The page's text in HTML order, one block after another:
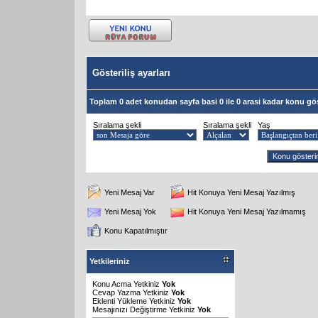
Gösteriliş ayarları
Toplam 0 adet konudan sayfa basi 0 ile 0 arasi kadar konu
Sıralama şekli Sıralama şekli Yaş
Yeni Mesaj Var Hit Konuya Yeni Mesaj Yazılmış
Yeni Mesaj Yok Hit Konuya Yeni Mesaj Yazılmamış
Konu Kapatılmıştır
Yetkileriniz
Konu Acma Yetkiniz Yok
Cevap Yazma Yetkiniz Yok
Eklenti Yükleme Yetkiniz Yok
Mesajınızı Değiştirme Yetkiniz Yok